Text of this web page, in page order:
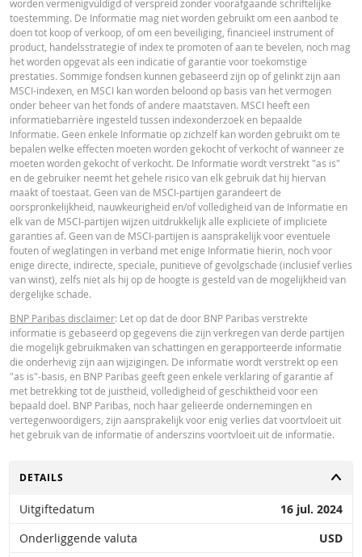
worden vermenigvuldigd of verspreid zonder voorafgaande schriftelijke
toestemming. De Informatie mag niet worden gebruikt om een aanbod te
doen tot koop of verkoop, of om een beveiliging, financieel instrument of
product, handelsstrategie of index te promoten of aan te bevelen, noch mag
het worden opgevat als een indicatie of garantie voor toekomstige
prestaties. Sommige fondsen kunnen gebaseerd zijn op of gelinkt zijn aan
MSCI-indexen, en MSCI kan worden beloond op basis van het vermogen
onder beheer van het fonds of andere maatstaven. MSCI heeft een
informatiebarrière ingesteld tussen indexonderzoek en bepaalde
Informatie. Geen enkele Informatie op zichzelf kan worden gebruikt om te
bepalen welke effecten moeten worden gekocht of verkocht of wanneer ze
moeten worden gekocht of verkocht. De Informatie wordt verstrekt "as is"
en de gebruiker neemt het gehele risico van elk gebruik dat hij hiervan
maakt of toestaat. Geen van de MSCI-partijen garandeert de
oorspronkelijkheid, nauwkeurigheid en/of volledigheid van de Informatie en
elk van de MSCI-partijen wijzen uitdrukkelijk alle expliciete of impliciete
garanties af. Geen van de MSCI-partijen is aansprakelijk voor eventuele
fouten of weglatingen in verband met enige Informatie hierin, noch voor
enige directe, indirecte, speciale, punitieve of gevolgschade (inclusief verlies
van winst), zelfs niet als hij op de hoogte is gesteld van de mogelijkheid van
dergelijke schade.
BNP Paribas disclaimer: Let op dat de door BNP Paribas verstrekte
informatie is gebaseerd op gegevens die zijn verkregen van derde partijen
die mogelijk gebruikmaken van schattingen en gerapporteerde informatie
die onderhevig zijn aan wijzigingen. De informatie wordt verstrekt op een
"as is"-basis, en BNP Paribas geeft geen enkele verklaring of garantie af
met betrekking tot de juistheid, volledigheid of geschiktheid voor een
bepaald doel. BNP Paribas, noch haar gelieerde ondernemingen en
vertegenwoordigers, zijn aansprakelijk voor enig verlies dat voortvloeit uit
het gebruik van de informatie of anderszins voortvloeit uit de informatie.
TOGGLE
DETAILS
Uitgiftedatum
16 jul. 2024
Onderliggende valuta
USD